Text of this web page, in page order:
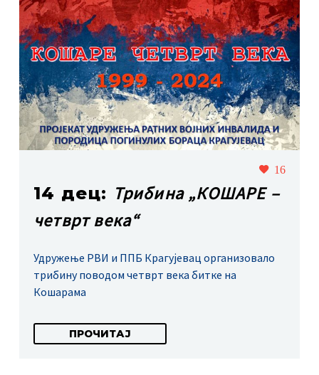
16
14 дец: Трибина „КОШАРЕ –
четврт века“
Удружење РВИ и ППБ Крагујевац организовало
трибину поводом четврт века битке на
Кошарама
ПРОЧИТАЈ